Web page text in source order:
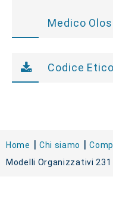
Medico Olos
Codice
Home Chi siamo
Modelli Organizzativi 231